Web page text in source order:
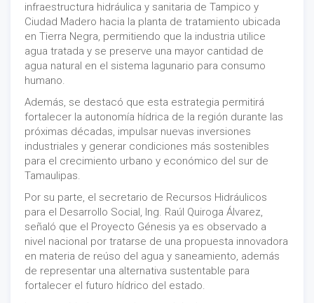
infraestructura hidráulica y sanitaria de Tampico y
Ciudad Madero hacia la planta de tratamiento ubicada
en Tierra Negra, permitiendo que la industria utilice
agua tratada y se preserve una mayor cantidad de
agua natural en el sistema lagunario para consumo
humano.
Además, se destacó que esta estrategia permitirá
fortalecer la autonomía hídrica de la región durante las
próximas décadas, impulsar nuevas inversiones
industriales y generar condiciones más sostenibles
para el crecimiento urbano y económico del sur de
Tamaulipas.
Por su parte, el secretario de Recursos Hidráulicos
para el Desarrollo Social, Ing. Raúl Quiroga Álvarez,
señaló que el Proyecto Génesis ya es observado a
nivel nacional por tratarse de una propuesta innovadora
en materia de reúso del agua y saneamiento, además
de representar una alternativa sustentable para
fortalecer el futuro hídrico del estado.